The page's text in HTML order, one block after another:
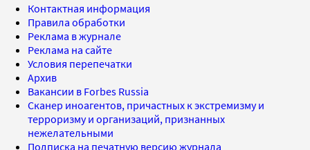
Контактная информация
Правила обработки
Реклама в журнале
Реклама на сайте
Условия перепечатки
Архив
Вакансии в Forbes Russia
Сканер иноагентов, причастных к экстремизму и
терроризму и организаций, признанных
нежелательными
Подписка на печатную версию журнала